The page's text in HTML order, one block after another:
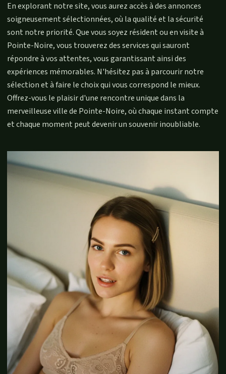
En explorant notre site, vous aurez accès à des annonces
soigneusement sélectionnées, où la qualité et la sécurité
sont notre priorité. Que vous soyez résident ou en visite à
Pointe-Noire, vous trouverez des services qui sauront
répondre à vos attentes, vous garantissant ainsi des
expériences mémorables. N'hésitez pas à parcourir notre
sélection et à faire le choix qui vous correspond le mieux.
Offrez-vous le plaisir d'une rencontre unique dans la
merveilleuse ville de Pointe-Noire, où chaque instant compte
et chaque moment peut devenir un souvenir inoubliable.